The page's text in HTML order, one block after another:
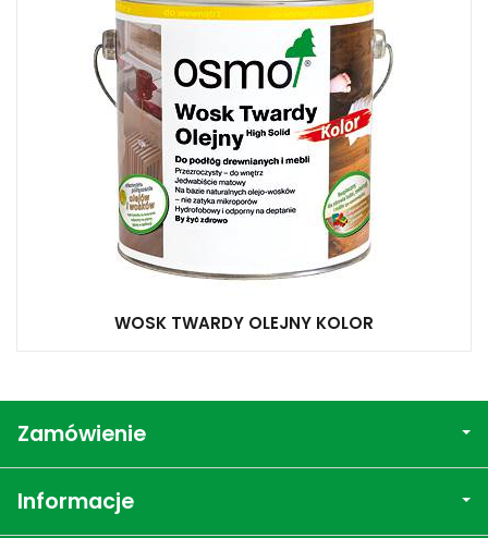
WOSK TWARDY OLEJNY KOLOR
Zamówienie
Informacje